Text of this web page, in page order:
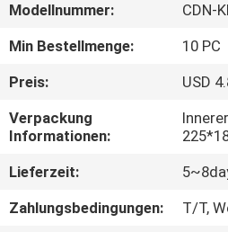
FABRIK-
TOUR
KONTAKTIERE
UNS
Modellnummer:
CDN-
Min Bestellmenge:
10 PC
Preis:
USD
Verpackung
Informationen:
Lieferzeit:
Zahlungsbedingungen:
T/T,